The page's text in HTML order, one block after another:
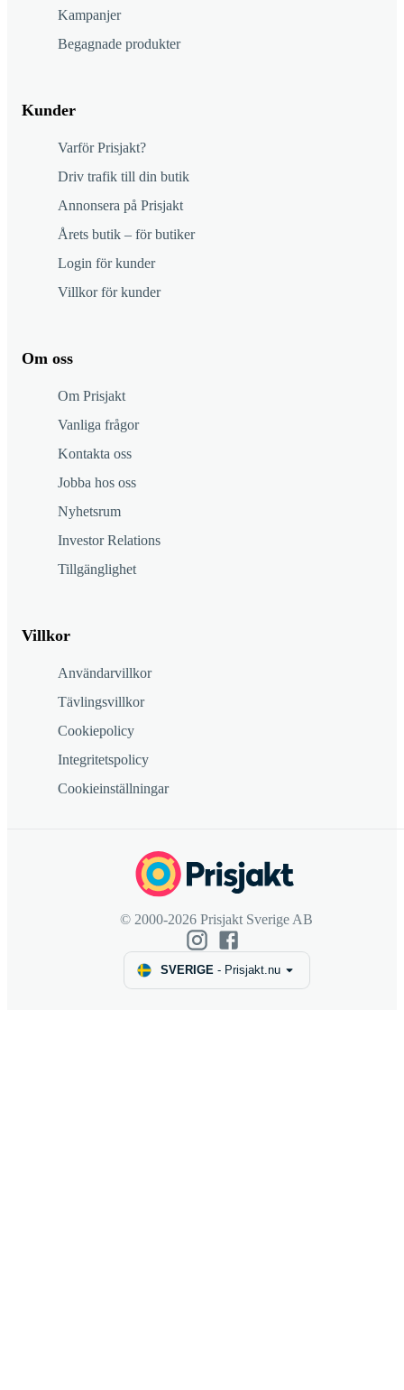
Kampanjer
Begagnade produkter
Kunder
Varför Prisjakt?
Driv trafik till din butik
Annonsera på Prisjakt
Årets butik – för butiker
Login för kunder
Villkor för kunder
Om oss
Om Prisjakt
Vanliga frågor
Kontakta oss
Jobba hos oss
Nyhetsrum
Investor Relations
Tillgänglighet
Villkor
Användarvillkor
Tävlingsvillkor
Cookiepolicy
Integritetspolicy
Cookieinställningar
© 2000-2026 Prisjakt Sverige AB
SVERIGE- Prisjakt.nu